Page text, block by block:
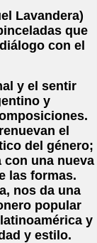
Lavandera)
que
con el
y el sentir
y
el
del género;
con una nueva
las formas.
nos da una
popular
y
y estilo.